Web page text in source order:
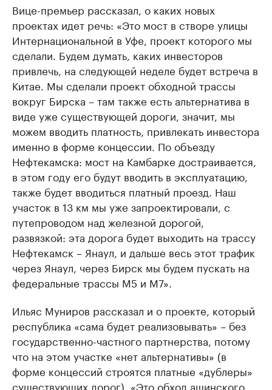
Вице-премьер рассказал, о каких новых
проектах идет речь: «Это мост в створе улицы
Интернациональной в Уфе, проект которого мы
сделали. Будем думать, каких инвесторов
привлечь, на следующей неделе будет встреча в
Китае. Мы сделали проект обходной трассы
вокруг Бирска – там также есть альтернатива в
виде уже существующей дороги, значит, мы
можем вводить платность, привлекать инвестора
именно в форме концессии. По объезду
Нефтекамска: мост на Камбарке достраивается,
в этом году его будут вводить в эксплуатацию,
также будет вводиться платный проезд. Наш
участок в 13 км мы уже запроектировали, с
путепроводом над железной дорогой,
развязкой: эта дорога будет выходить на трассу
Нефтекамск – Янаул, и дальше весь этот трафик
через Янаул, через Бирск мы будем пускать на
федеральные трассы М5 и М7».
Ильяс Муниров рассказал и о проекте, который
республика «сама будет реализовывать» – без
государственно-частного партнерства, потому
что на этом участке «нет альтернативы» (в
форме концессий строятся платные «дублеры»
существующих дорог). «Это обход ашинского